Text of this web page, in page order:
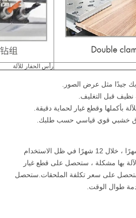
رأس الحفار للآلة
جيدًا مثل عرض الصور.
نظيف قبل التغليف.
بأكملها وقطع غيار لحماية دقيقة.
خشبي قوي قياسي حسب طلبك.
الماكينة مضمونة لمدة 12 شهرًا ، خلال 12 شهرًا في ظل الاستخدام
الآلة بها مشكلة ، ستحصل على قطع غيار
من 12 شهرًا ، ستحصل على سعر تكلفة الملحقات.ستحصل
طوال الوقت.